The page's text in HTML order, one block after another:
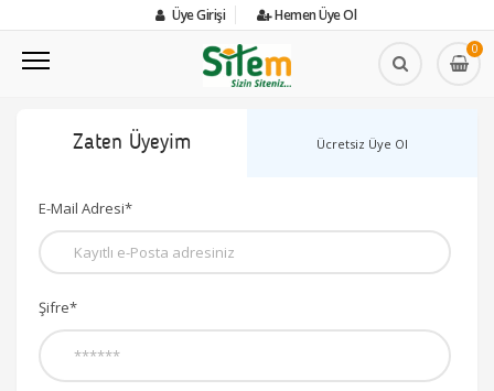
Üye Girişi Hemen Üye Ol
0
Zaten Üyeyim Ücretsiz Üye Ol
E-Mail Adresi*
Şifre*